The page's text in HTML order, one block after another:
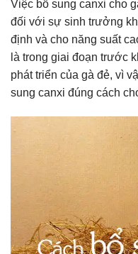
Việc bổ sung canxi cho
đối với sự sinh trưởng
định và cho năng suất
là trong giai đoạn trước
phát triển của gà đẻ, vì
sung canxi đúng cách